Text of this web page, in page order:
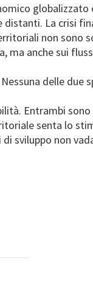
La crisi
non sono
ma anche sui
delle due
Entrambi
senta lo
sviluppo non